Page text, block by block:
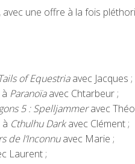
une offre à la fois
of Equestriaavec Jacques ;
Paranoïaavec Chtarbeur ;
5 : Spelljammeravec
Cthulhu Darkavec Clément ;
de l’Inconnuavec Marie ;
Laurent ;